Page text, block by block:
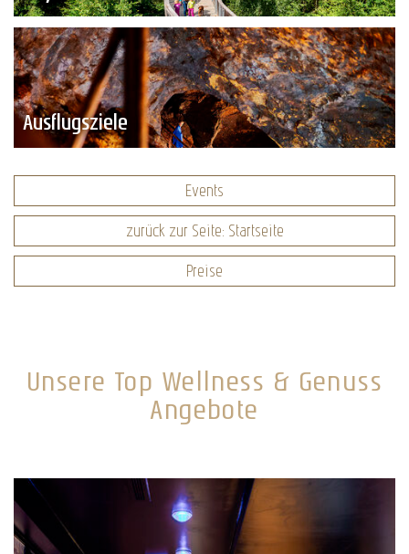
Ausflugsziele
Events
zurück zur Seite: Startseite
Preise
Unsere Top Wellness & Genuss
Angebote